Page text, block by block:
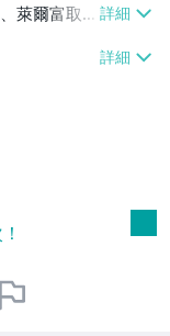
萊爾富取